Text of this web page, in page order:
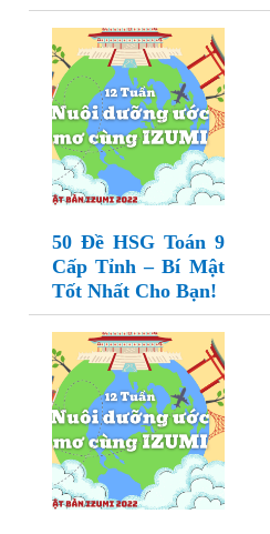
50 Đề HSG Toán 9
Cấp Tỉnh – Bí Mật
Tốt Nhất Cho Bạn!